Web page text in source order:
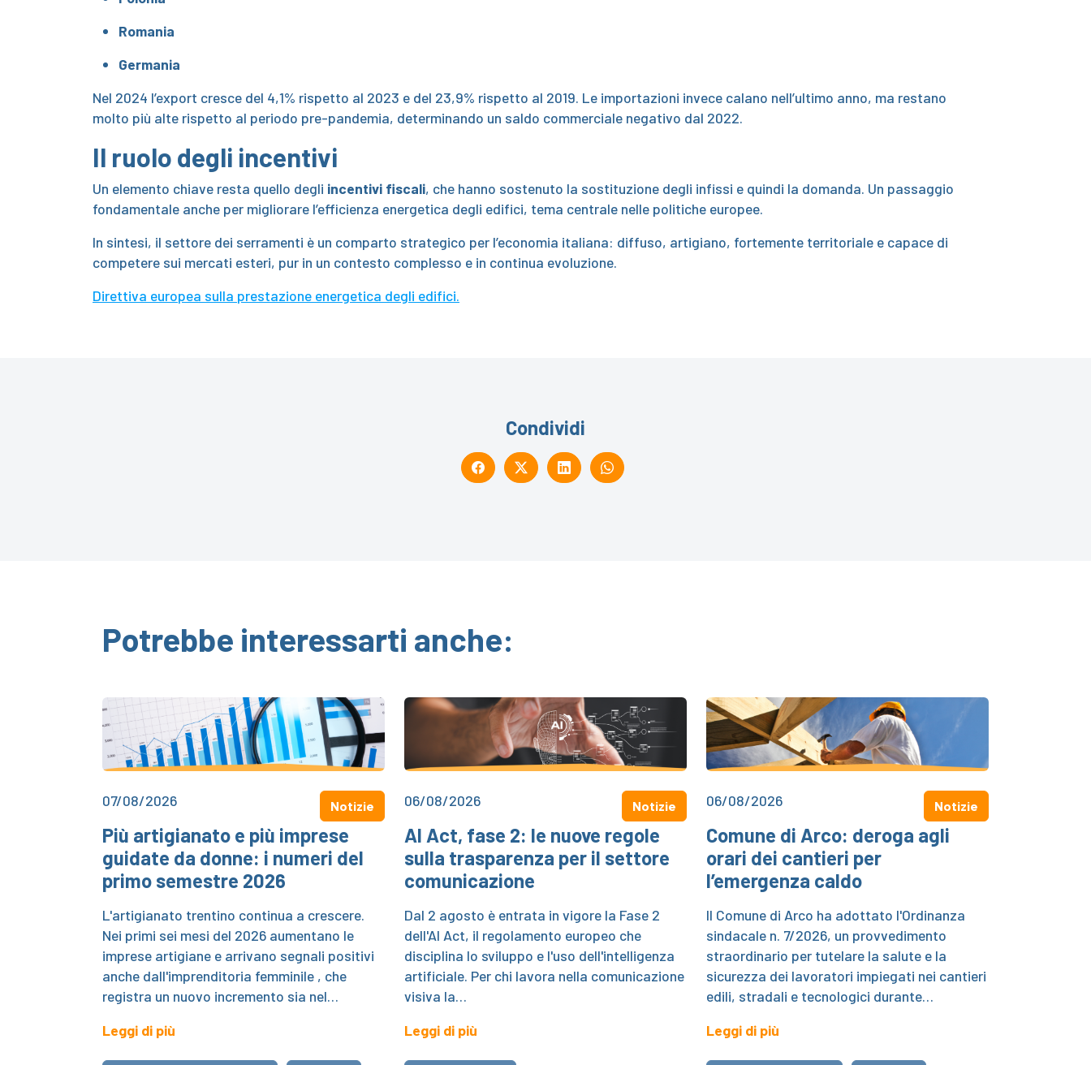
Romania
Germania
Nel 2024 l’export cresce del 4,1% rispetto al 2023 e del 23,9% rispetto al 2019. Le importazioni invece calano nell’ultimo anno, ma restano
molto più alte rispetto al periodo pre-pandemia, determinando un saldo commerciale negativo dal 2022.
Il ruolo degli incentivi
Un elemento chiave resta quello degli incentivi fiscali, che hanno sostenuto la sostituzione degli infissi e quindi la domanda. Un passaggio
fondamentale anche per migliorare l’efficienza energetica degli edifici, tema centrale nelle politiche europee.
In sintesi, il settore dei serramenti è un comparto strategico per l’economia italiana: diffuso, artigiano, fortemente territoriale e capace di
competere sui mercati esteri, pur in un contesto complesso e in continua evoluzione.
Direttiva europea sulla prestazione energetica degli edifici.
Condividi
Potrebbe interessarti anche:
07/08/2026 Notizie
Più artigianato e più imprese
guidate da donne: i numeri del
primo semestre 2026
L'artigianato trentino continua a crescere.
Nei primi sei mesi del 2026 aumentano le
imprese artigiane e arrivano segnali positivi
anche dall'imprenditoria femminile , che
registra un nuovo incremento sia nel…
Leggi di più
06/08/2026 Notizie
AI Act, fase 2: le nuove regole
sulla trasparenza per il settore
comunicazione
Dal 2 agosto è entrata in vigore la Fase 2
dell'AI Act, il regolamento europeo che
disciplina lo sviluppo e l'uso dell'intelligenza
artificiale. Per chi lavora nella comunicazione
visiva la…
Leggi di più
06/08/2026 Notizie
Comune di Arco: deroga agli
orari dei cantieri per
l’emergenza caldo
Il Comune di Arco ha adottato l'Ordinanza
sindacale n. 7/2026, un provvedimento
straordinario per tutelare la salute e la
sicurezza dei lavoratori impiegati nei cantieri
edili, stradali e tecnologici durante…
Leggi di più